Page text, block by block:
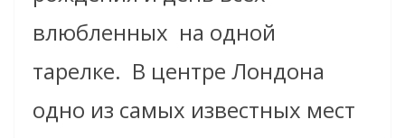
влюбленных на одной
тарелке. В центре Лондона
одно из самых известных мест